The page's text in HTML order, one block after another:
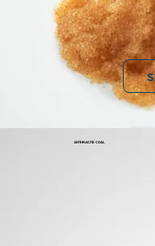
ANTHRACITE COAL